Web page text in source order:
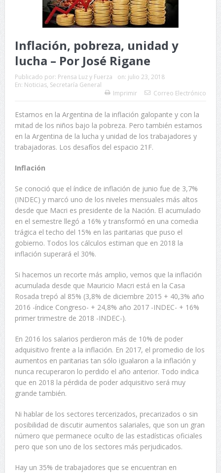
Inflación, pobreza, unidad y
lucha – Por José Rigane
Publicado por: Prensa Luz y Fuerza on: julio 23, 2018
En: Noticias, Secretaría General
Imprimir
Correo Electrónico
Estamos en la Argentina de la inflación galopante y con la
mitad de los niños bajo la pobreza. Pero también estamos
en la Argentina de la lucha y unidad de los trabajadores y
trabajadoras. Los desafíos del espacio 21F.
Inflación
Se conoció que el índice de inflación de junio fue de 3,7%
(INDEC) y marcó uno de los niveles mensuales más altos
desde que Macri es presidente de la Nación. El acumulado
en el semestre llegó a 16% y transformó en una comedia
trágica el techo del 15% en las paritarias que puso el
gobierno. Todos los cálculos estiman que en 2018 la
inflación superará el 30%.
Si hacemos un recorte más amplio, vemos que la inflación
acumulada desde que Mauricio Macri está en la Casa
Rosada trepó al 85% (3,8% de diciembre 2015 + 40,3% año
2016 -índice Congreso- + 24,8% año 2017 -INDEC- + 16%
primer trimestre de 2018 -INDEC-).
En 2016 los salarios perdieron más de 10% de poder
adquisitivo frente a la inflación. En 2017, el promedio de los
aumentos en paritarias tan sólo igualaron a la inflación y
nunca recuperaron lo perdido el año anterior. Todo indica
que en 2018 la pérdida de poder adquisitivo será muy
grande también.
Ni hablar de los sectores tercerizados, precarizados o sin
posibilidad de discutir aumentos salariales, que son un gran
número que permanece oculto de las estadísticas oficiales
pero que son uno de los sectores más perjudicados.
Hay un 35% de trabajadores que se encuentran en